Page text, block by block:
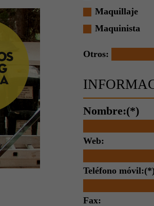
Maquillaje
Maquinista
Otros:
Nombre:(*)
Web:
Teléfono
Fax: